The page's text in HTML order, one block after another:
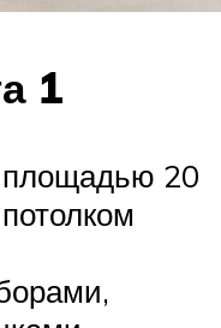
1
площадью 20